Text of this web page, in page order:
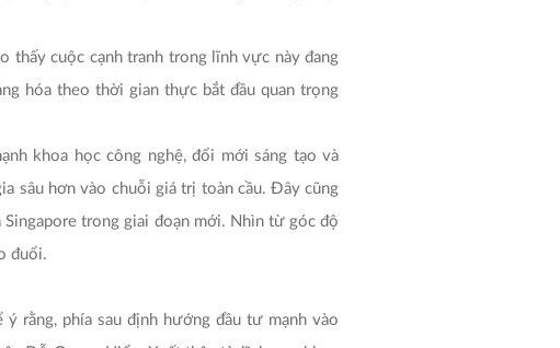
khoa học công nghệ, đổi mới sáng tạo và
sâu hơn vào chuỗi giá trị toàn cầu. Đây cũng
trong giai đoạn mới. Nhìn từ góc độ
đuổi.
rằng, phía sau định hướng đầu tư mạnh vào
Đỗ Quang Hiển. Xuất thân từ lĩnh vực khoa
công tác tại Viện Nghiên cứu Công nghệ
là viết tắt của “Technology” (Trade and